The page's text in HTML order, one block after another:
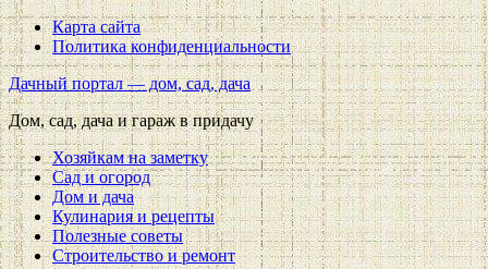
Карта сайта
Политика конфиденциальности
Дачный портал — дом, сад, дача
Дом, сад, дача и гараж в придачу
Хозяйкам на заметку
Сад и огород
Дом и дача
Кулинария и рецепты
Полезные советы
Строительство и ремонт